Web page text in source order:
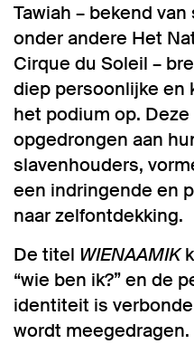
Tawiah – bekend
onder andere Het
Cirque du Soleil –
diep persoonlijke en
het podium op. Deze
opgedrongen aan
slavenhouders,
een indringende en
naar zelfontdekking.
De titel WIENAAMIK
“wie ben ik?” en de
identiteit is
wordt